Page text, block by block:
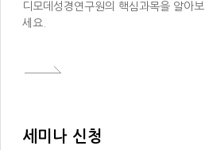
디모데성경연구원의 핵심과목을 알아보
세요.
세미나 신청